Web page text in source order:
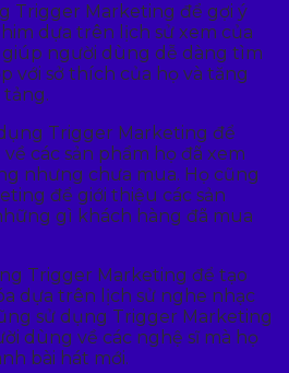
Trigger Marketing để gợi ý
dựa trên lịch sử xem của
người dùng dễ dàng tìm
với sở thích của họ và tăng
Trigger Marketing để
các sản phẩm họ đã xem
nhưng chưa mua. Họ cũng
để giới thiệu các sản
gì khách hàng đã mua
Trigger Marketing để tạo
dựa trên lịch sử nghe nhạc
sử dụng Trigger Marketing
dùng về các nghệ sĩ mà họ
bài hát mới.